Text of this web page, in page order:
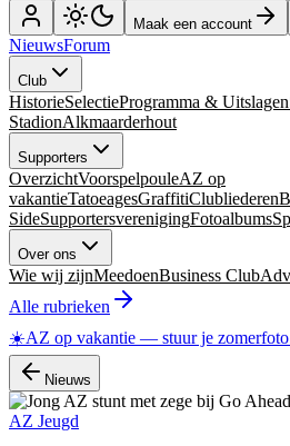
Maak een account
NieuwsForum
Club
HistorieSelectieProgramma & Uitslagen
StadionAlkmaarderhout
Supporters
OverzichtVoorspelpouleAZ op
vakantieTatoeagesGraffitiClubliederen
SideSupportersverenigingFotoalbums
Over ons
Wie wij zijnMeedoenBusiness Club
Alle rubrieken
☀️AZ op vakantie — stuur je
Nieuws
AZ Jeugd